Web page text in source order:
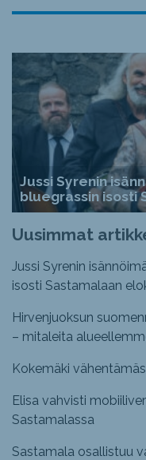
Jussi Syrenin
bluegrassin isosti
Uusimmat
Jussi Syrenin
isosti Sastamalaan
Hirvenjuoksun
– mitaleita
Kokemäki
Elisa vahvisti
Sastamalassa
Sastamala osallistuu